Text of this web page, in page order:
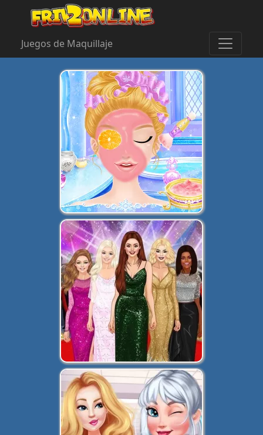
Juegos de Maquillaje